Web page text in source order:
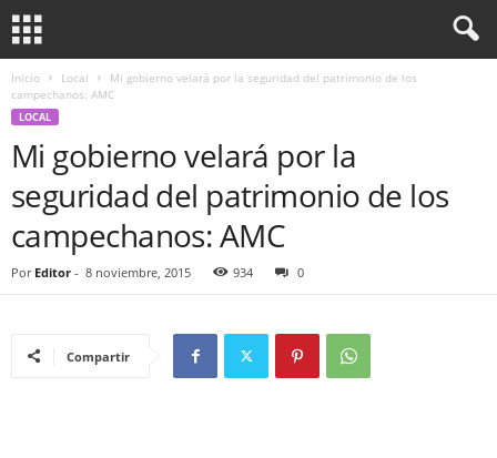
Inicio Local
Mi gobierno velará por la seguridad del patrimonio de los
campechanos: AMC
LOCAL
Mi gobierno velará por la
seguridad del patrimonio de los
campechanos: AMC
Por Editor - 8 noviembre, 2015 934 0
Compartir